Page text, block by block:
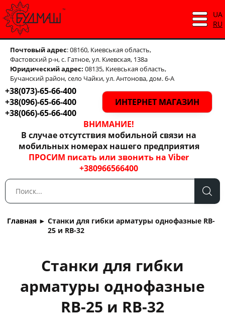
Почтовый адрес: 08160, Киевськая область,
Фастовский р-н, с. Гатное, ул. Киевская, 138а
Юридический адрес: 08135, Киевськая область,
Бучанский район, село Чайки, ул. Антонова, дом. 6-А
+38(073)-65-66-400
+38(096)-65-66-400
+38(066)-65-66-400
ИНТЕРНЕТ МАГАЗИН
ВНИМАНИЕ!
В случае отсутствия мобильной связи на
мобильных номерах нашего предприятия
ПРОСИМ писать или звонить на Viber
+380966566400
UA
RU
Главная ► Станки для гибки арматуры однофазные RB-
25 и RB-32
Станки для гибки
арматуры однофазные
RB-25 и RB-32